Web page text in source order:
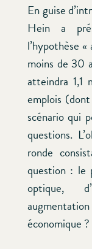
En guise
Hein a
l’hypothèse «
moins de 30
atteindra 1,1
emplois
scénario qui
questions.
ronde
question : le
optique,
économique ?